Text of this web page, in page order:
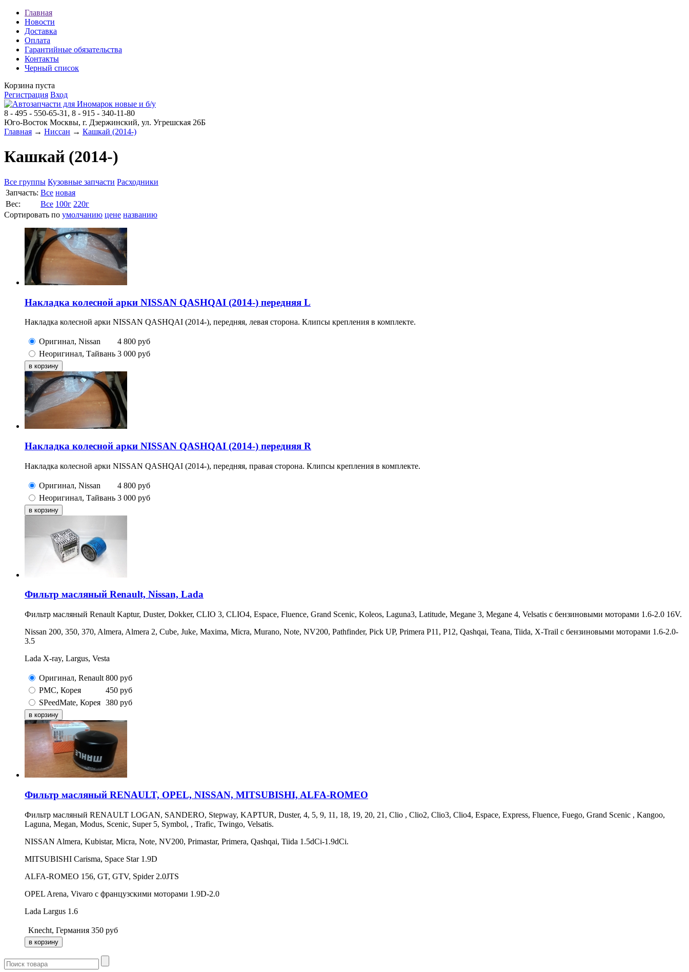
Главная
Новости
Доставка
Оплата
Гарантийные обязательства
Контакты
Черный список
Корзина пуста
Регистрация Вход
8 - 495 - 550-65-31, 8 - 915 - 340-11-80
Юго-Восток Москвы, г. Дзержинский, ул. Угрешская 26Б
Главная → Ниссан → Кашкай (2014-)
Кашкай (2014-)
Все группы Кузовные запчасти Расходники
Запчасть: Все новая
Вес:
Все 100г 220г
Сортировать по умолчанию цене названию
Накладка колесной арки NISSAN QASHQAI (2014-) передняя L
Накладка колесной арки NISSAN QASHQAI (2014-), передняя, левая сторона. Клипсы крепления в комплекте.
Оригинал, Nissan 4 800 руб
Неоригинал, Тайвань 3 000 руб
Накладка колесной арки NISSAN QASHQAI (2014-) передняя R
Накладка колесной арки NISSAN QASHQAI (2014-), передняя, правая сторона. Клипсы крепления в комплекте.
Оригинал, Nissan 4 800 руб
Неоригинал, Тайвань 3 000 руб
Фильтр масляный Renault, Nissan, Lada
Фильтр масляный Renault Kaptur, Duster, Dokker, CLIO 3, CLIO4, Espace, Fluence, Grand Scenic, Koleos, Laguna3, Latitude, Megane 3, Megane 4, Velsatis с бензиновыми моторами 1.6-2.0 16V.
Nissan 200, 350, 370, Almera, Almera 2, Cube, Juke, Maxima, Micra, Murano, Note, NV200, Pathfinder, Pick UP, Primera P11, P12, Qashqai, Teana, Tiida, X-Trail с бензиновыми моторами 1.6-2.0-
3.5
Lada X-ray, Largus, Vesta
Оригинал, Renault 800 руб
PMC, Корея
450 руб
SPeedMate, Корея 380 руб
Фильтр масляный RENAULT, OPEL, NISSAN, MITSUBISHI, ALFA-ROMEO
Фильтр масляный RENAULT LOGAN, SANDERO, Stepway, KAPTUR, Duster, 4, 5, 9, 11, 18, 19, 20, 21, Clio , Clio2, Clio3, Clio4, Espace, Express, Fluence, Fuego, Grand Scenic , Kangoo,
Laguna, Megan, Modus, Scenic, Super 5, Symbol, , Trafic, Twingo, Velsatis.
NISSAN Almera, Kubistar, Micra, Note, NV200, Primastar, Primera, Qashqai, Tiida 1.5dCi-1.9dCi.
MITSUBISHI Carisma, Space Star 1.9D
ALFA-ROMEO 156, GT, GTV, Spider 2.0JTS
OPEL Arena, Vivaro с французскими моторами 1.9D-2.0
Lada Largus 1.6
Knecht, Германия 350 руб